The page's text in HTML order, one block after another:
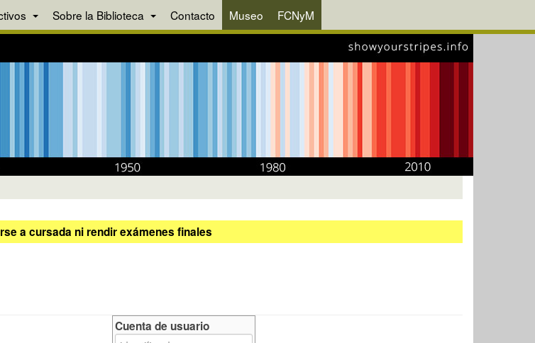
Sobre la Biblioteca Contacto Museo FCNyM
a cursada ni rendir exámenes finales
Cuenta de usuario